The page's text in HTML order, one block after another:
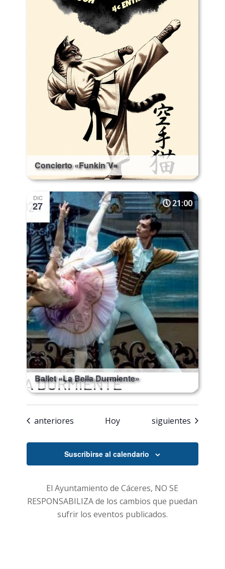
Concierto «Funkin´V»
DIC
27 21:00
Ballet «La Bella Durmiente»
Eventos
anteriores Hoy Eventos
siguientes
Suscribirse al calendario
El Ayuntamiento de Cáceres, NO SE
RESPONSABILIZA de los cambios que puedan
sufrir los eventos publicados.